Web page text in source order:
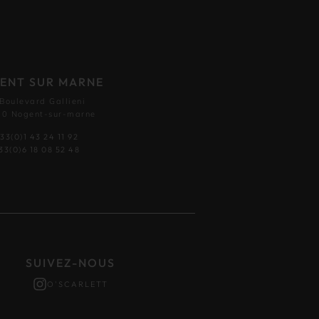
SUR MARNE
Gallieni
Nogent-sur-marne
43 24 11 92
18 08 52 48
SUIVEZ-NOUS
O'SCARLETT